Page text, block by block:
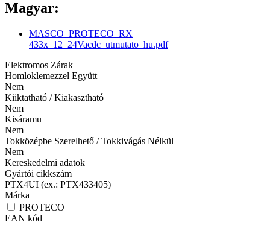
Magyar:
MASCO_PROTECO_RX
433x_12_24Vacdc_utmutato_hu.pdf
Elektromos Zárak
Homloklemezzel Együtt
Nem
Kiiktatható / Kiakasztható
Nem
Kisáramu
Nem
Tokközépbe Szerelhető / Tokkivágás Nélkül
Nem
Kereskedelmi adatok
Gyártói cikkszám
PTX4UI (ex.: PTX433405)
Márka
PROTECO
EAN kód